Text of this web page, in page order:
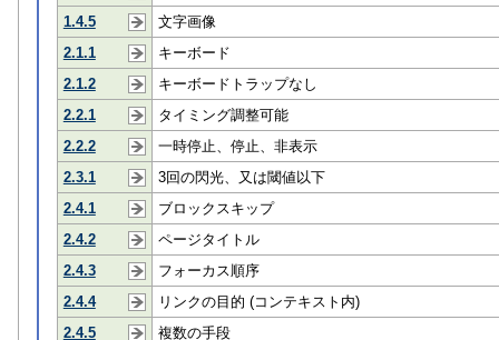
1.4.5
文字画像
2.1.1
キーボード
2.1.2
キーボードトラップなし
2.2.1
タイミング調整可能
2.2.2
一時停止、停止、非表示
2.3.1
3回の閃光、又は閾値以下
2.4.1
ブロックスキップ
2.4.2
ページタイトル
2.4.3
フォーカス順序
2.4.4
リンクの目的 (コンテキスト内)
2.4.5
複数の手段